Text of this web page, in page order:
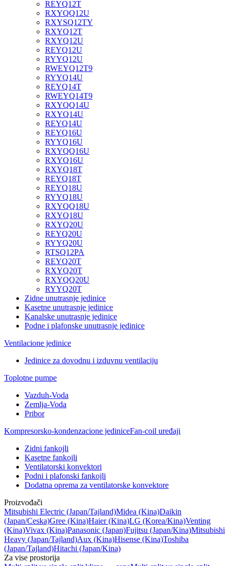
REYQ12T
RXYQQ12U
RXYSQ12TY
RXYQ12T
RXYQ12U
REYQ12U
RYYQ12U
RWEYQ12T9
RYYQ14U
REYQ14T
RWEYQ14T9
RXYQQ14U
RXYQ14U
REYQ14U
REYQ16U
RYYQ16U
RXYQQ16U
RXYQ16U
RXYQ18T
REYQ18T
REYQ18U
RYYQ18U
RXYQQ18U
RXYQ18U
RXYQ20U
REYQ20U
RYYQ20U
RTSQ12PA
REYQ20T
RXYQ20T
RXYQQ20U
RYYQ20T
Zidne unutrasnje jedinice
Kasetne unutrasnje jedinice
Kanalske unutrasnje jedinice
Podne i plafonske unutrasnje jedinice
Ventilacione jedinice
Jedinice za dovodnu i izduvnu ventilaciju
Toplotne pumpe
Vazduh-Voda
Zemlja-Voda
Pribor
Kompresorsko-kondenzacione jediniceFan-coil uređaji
Zidni fankojli
Kasetne fankojli
Ventilatorski konvektori
Podni i plafonski fankojli
Dodatna oprema za ventilatorske konvektore
Proizvođači
Mitsubishi Electric (Japan/Tajland)Midea (Kina)Daikin
(Japan/Ceska)Gree (Kina)Haier (Kina)LG (Korea/Kina)Venting
(Kina)Vivax (Kina)Panasonic (Japan)Fujitsu (Japan/Kina)Mitsubishi
Heavy (Japan/Tajland)Aux (Kina)Hisense (Kina)Toshiba
(Japan/Tajland)Hitachi (Japan/Kina)
Za vise prostorija